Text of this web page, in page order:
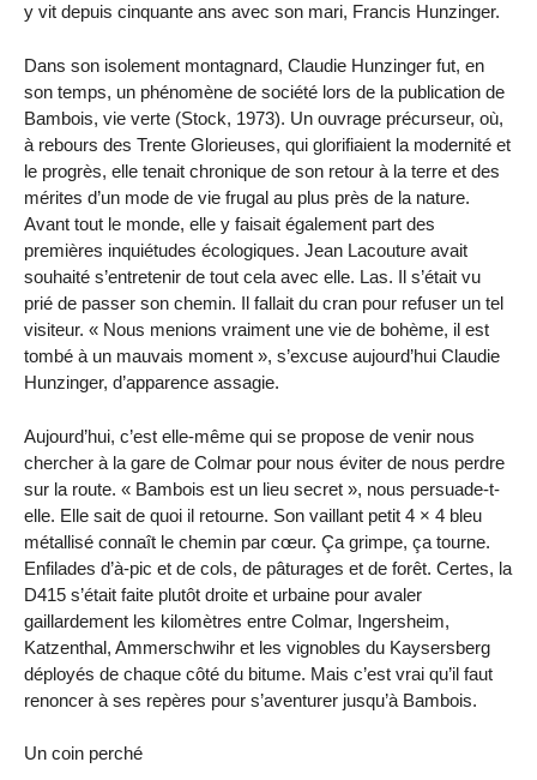
y vit depuis cinquante ans avec son mari, Francis Hunzinger.
Dans son isolement montagnard, Claudie Hunzinger fut, en
son temps, un phénomène de société lors de la publication de
Bambois, vie verte (Stock, 1973). Un ouvrage précurseur, où,
à rebours des Trente Glorieuses, qui glorifiaient la modernité et
le progrès, elle tenait chronique de son retour à la terre et des
mérites d’un mode de vie frugal au plus près de la nature.
Avant tout le monde, elle y faisait également part des
premières inquiétudes écologiques. Jean Lacouture avait
souhaité s’entretenir de tout cela avec elle. Las. Il s’était vu
prié de passer son chemin. Il fallait du cran pour refuser un tel
visiteur. « Nous menions vraiment une vie de bohème, il est
tombé à un mauvais moment », s’excuse aujourd’hui Claudie
Hunzinger, d’apparence assagie.
Aujourd’hui, c’est elle-même qui se propose de venir nous
chercher à la gare de Colmar pour nous éviter de nous perdre
sur la route. « Bambois est un lieu secret », nous persuade-t-
elle. Elle sait de quoi il retourne. Son vaillant petit 4 × 4 bleu
métallisé connaît le chemin par cœur. Ça grimpe, ça tourne.
Enfilades d’à-pic et de cols, de pâturages et de forêt. Certes, la
D415 s’était faite plutôt droite et urbaine pour avaler
gaillardement les kilomètres entre Colmar, Ingersheim,
Katzenthal, Ammerschwihr et les vignobles du Kaysersberg
déployés de chaque côté du bitume. Mais c’est vrai qu’il faut
renoncer à ses repères pour s’aventurer jusqu’à Bambois.
Un coin perché